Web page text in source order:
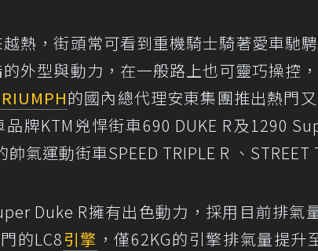
熱，街頭常可看到重機騎士騎著愛車馳
外型與動力，在一般路上也可靈巧操控
的國內總代理安東集團推出熱門
牌KTM兇悍街車690 DUKE R及1290
氣運動街車SPEED TRIPLE R 、STREET
Duke R擁有出色動力，採用目前排氣
的LC8引擎 ，僅62KG的引擎排氣量提升